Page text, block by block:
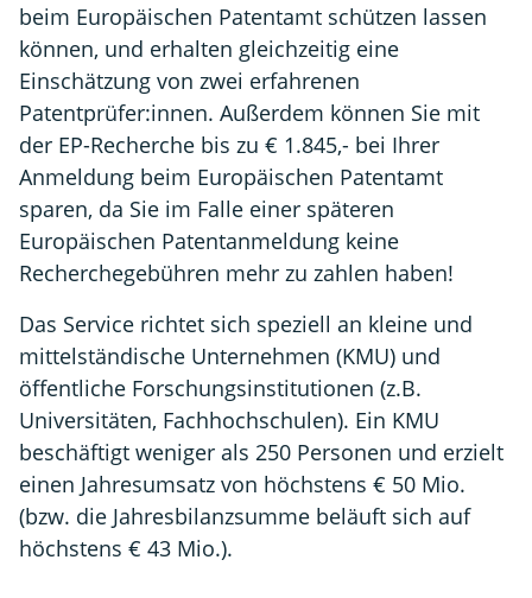
beim Europäischen Patentamt schützen lassen
können, und erhalten gleichzeitig eine
Einschätzung von zwei erfahrenen
Patentprüfer:innen. Außerdem können Sie mit
der EP-Recherche bis zu € 1.845,- bei Ihrer
Anmeldung beim Europäischen Patentamt
sparen, da Sie im Falle einer späteren
Europäischen Patentanmeldung keine
Recherchegebühren mehr zu zahlen haben!
Das Service richtet sich speziell an kleine und
mittelständische Unternehmen (KMU) und
öffentliche Forschungsinstitutionen (z.B.
Universitäten, Fachhochschulen). Ein KMU
beschäftigt weniger als 250 Personen und erzielt
einen Jahresumsatz von höchstens € 50 Mio.
(bzw. die Jahresbilanzsumme beläuft sich auf
höchstens € 43 Mio.).